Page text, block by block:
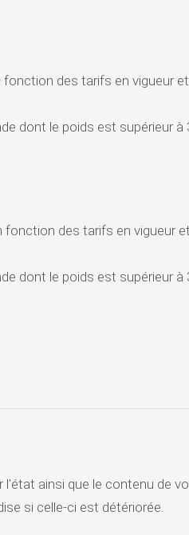
des tarifs en vigueur
dont le poids est supérieur à
des tarifs en vigueur
dont le poids est supérieur à
ainsi que le contenu de
si celle-ci est détériorée.